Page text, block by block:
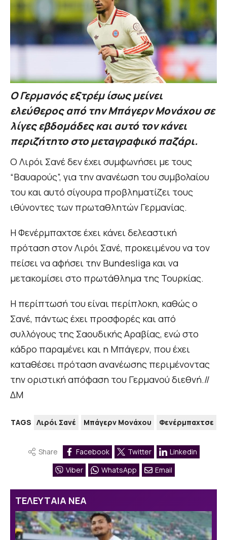
Ο Γερμανός εξτρέμ ίσως μείνει
ελεύθερος από την Μπάγερν Μονάχου σε
λίγες εβδομάδες και αυτό τον κάνει
περιζήτητο στο μεταγραφικό παζάρι.
Ο Λιρόι Σανέ δεν έχει συμφωνήσει με τους
“Βαυαρούς”, για την ανανέωση του συμβολαίου
του και αυτό σίγουρα προβληματίζει τους
ιθύνοντες των πρωταθλητών Γερμανίας.
Η Φενέρμπαχτσε έχει κάνει δελεαστική
πρόταση στον Λιρόι Σανέ, προκειμένου να τον
πείσει να αφήσει την Bundesliga και να
μετακομίσει στο πρωτάθλημα της Τουρκίας.
Η περίπτωσή του είναι περίπλοκη, καθώς ο
Σανέ, πάντως έχει προσφορές και από
συλλόγους της Σαουδικής Αραβίας, ενώ στο
κάδρο παραμένει και η Μπάγερν, που έχει
καταθέσει πρόταση ανανέωσης περιμένοντας
την οριστική απόφαση του Γερμανού διεθνή.//
ΔΜ
TAGS Λιρόι Σανέ Μπάγερν Μονάχου Φενέρμπαχτσε
Share Facebook Twitter
Linkedin
Viber
WhatsApp Email
ΤΕΛΕΥΤΑΙΑ ΝΕΑ